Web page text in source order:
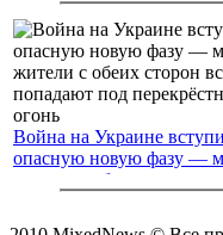
Война на Украине
опасную новую фазу —
жители с обеих сторон